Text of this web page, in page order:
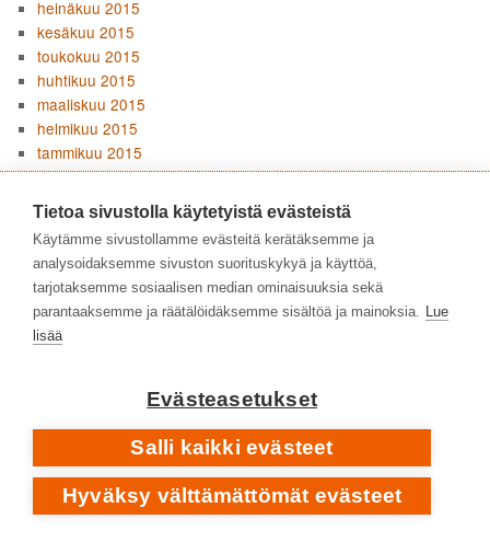
heinäkuu 2015
kesäkuu 2015
toukokuu 2015
huhtikuu 2015
maaliskuu 2015
helmikuu 2015
tammikuu 2015
joulukuu 2014
marraskuu 2014
lokakuu 2014
syyskuu 2014
elokuu 2014
heinäkuu 2014
kesäkuu 2014
toukokuu 2014
Intervalli
Kuka omistaa musiikin?
Tietoa sivustolla käytetyistä evästeistä
Käytämme sivustollamme evästeitä kerätäksemme ja
analysoidaksemme sivuston suorituskykyä ja käyttöä,
tarjotaksemme sosiaalisen median ominaisuuksia sekä
parantaaksemme ja räätälöidäksemme sisältöä ja mainoksia. Lue
lisää
Evästeasetukset
Salli kaikki evästeet
Hyväksy välttämättömät evästeet